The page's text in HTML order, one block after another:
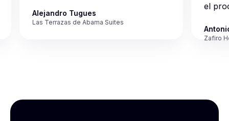
Alejandro Tugues
Las Terrazas de Abama Suites
el
Antonio
Zafiro Hotels